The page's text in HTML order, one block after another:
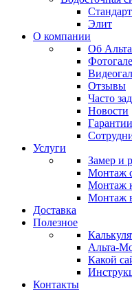
Стандарт
Элит
О компании
Об
Отзывы
Часто
Новости
Услуги
Замер и
Монтаж
Монтаж
Монтаж
Доставка
Полезное
Альта-
Какой
Контакты